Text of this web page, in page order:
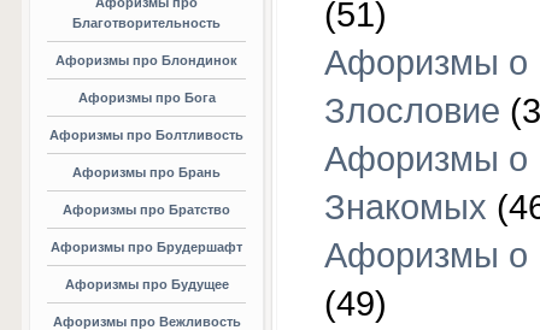
Благотворительность
Афоризмы про Блондинок
Афоризмы про Бога
Афоризмы про Болтливость
Афоризмы про Брань
Афоризмы про Братство
Афоризмы про Брудершафт
Афоризмы про Будущее
Афоризмы про Вежливость
(51)
Афоризмы о
Злословие
Афоризмы о
Знакомых
Афоризмы о
(49)